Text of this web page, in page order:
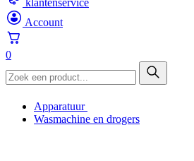
klantenservice
Account
0
Apparatuur
Wasmachine en drogers